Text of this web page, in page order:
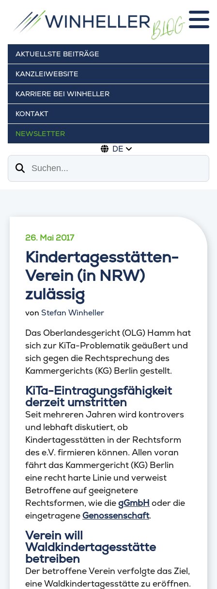
AKTUELLSTE BEITRÄGE
KANZLEIWEBSITE
KARRIERE BEI WINHELLER
KONTAKT
NEWSLETTER
DE
Suchen
26. Mai 2017
Kindertagesstätten-
Verein (in NRW)
zulässig
von Stefan Winheller
Das Oberlandesgericht (OLG) Hamm hat
sich zur KiTa-Problematik geäußert und
sich gegen die Rechtsprechung des
Kammergerichts (KG) Berlin gestellt.
KiTa-Eintragungsfähigkeit
derzeit umstritten
Seit mehreren Jahren wird kontrovers
und lebhaft diskutiert, ob
Kindertagesstätten in der Rechtsform
des e.V. firmieren können. Allen voran
fährt das Kammergericht (KG) Berlin
eine recht harte Linie und verweist
Betroffene auf geeignetere
Rechtsformen, wie diegGmbH oder die
eingetrageneGenossenschaft.
Verein will
Waldkindertagesstätte
betreiben
Der betroffene Verein verfolgte das Ziel,
eine Waldkindertagesstätte zu eröffnen.